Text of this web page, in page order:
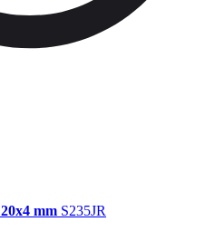
20x4 mm S235JR